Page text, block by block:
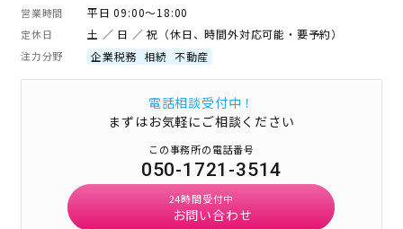
営業時間 平日 09:00～18:00
定休日 土 ／ 日 ／ 祝（休日、時間外対応可能・要予約）
注力分野 企業税務 相続 不動産
電話相談受付中！
まずはお気軽にご相談ください
この事務所の電話番号
050-1721-3514
24時間受付中
お問い合わせ